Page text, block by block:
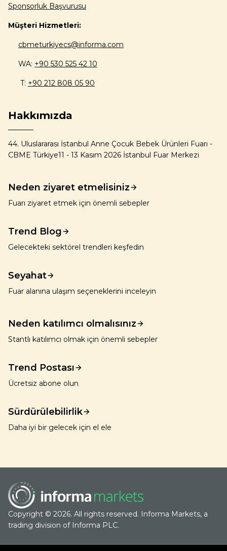
Sponsorluk Başvurusu
Müşteri Hizmetleri:
cbmeturkiyecs@informa.com
WA: +90 530 525 42 10
T: +90 212 808 05 90
Hakkımızda
44. Uluslararası İstanbul Anne Çocuk Bebek Ürünleri Fuarı -
CBME Türkiye11 - 13 Kasım 2026 İstanbul Fuar Merkezi
Neden ziyaret etmelisiniz
Fuarı ziyaret etmek için önemli sebepler
Trend Blog
Gelecekteki sektörel trendleri keşfedin
Seyahat
Fuar alanına ulaşım seçeneklerini inceleyin
Neden katılımcı olmalısınız
Stantlı katılımcı olmak için önemli sebepler
Trend Postası
Ücretsiz abone olun
Sürdürülebilirlik
Daha iyi bir gelecek için el ele
Copyright © 2026. All rights reserved. Informa Markets, a
trading division of Informa PLC.